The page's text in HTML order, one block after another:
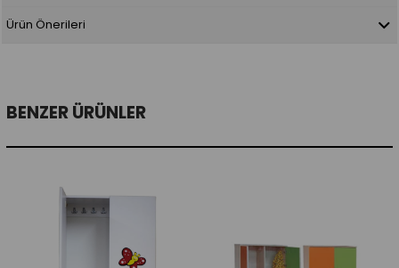
Ürün Önerileri
BENZER ÜRÜNLER